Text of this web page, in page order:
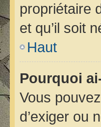
propriétaire
et qu’il soit
Haut
Pourquoi
Vous
d’exiger ou